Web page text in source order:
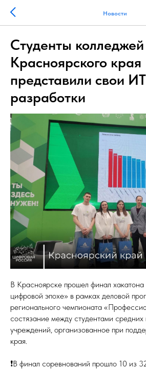
Новости
Студенты колледжей
Красноярского края
представили свои
разработки
В Красноярске прошел финал
цифровой эпохе» в рамках деловой
регионального чемпионата
состязание между студентами
учреждений, организованное при
края.
❗️В финал соревнований прошло 10 из